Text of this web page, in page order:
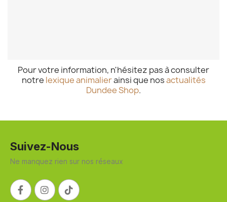
Pour votre information, n'hésitez pas à consulter
notre lexique animalierainsi que nosactualités
Dundee Shop.
Suivez-Nous
Ne manquez rien sur nos réseaux